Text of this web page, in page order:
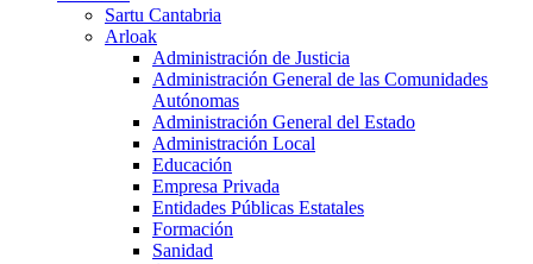
Sartu Cantabria
Arloak
Administración de Justicia
Administración General de las Comunidades
Autónomas
Administración General del Estado
Administración Local
Educación
Empresa Privada
Entidades Públicas Estatales
Formación
Sanidad